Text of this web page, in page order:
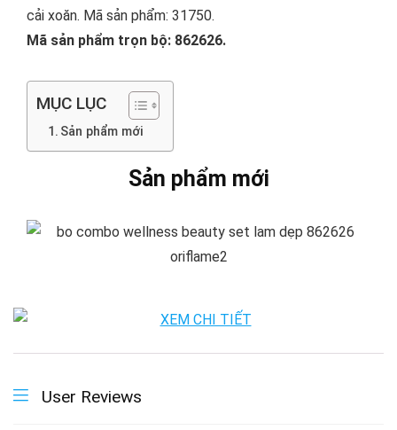
cải xoăn. Mã sản phẩm: 31750.
Mã sản phẩm trọn bộ: 862626.
MỤC LỤC
Sản phẩm mới
Sản phẩm mới
User Reviews